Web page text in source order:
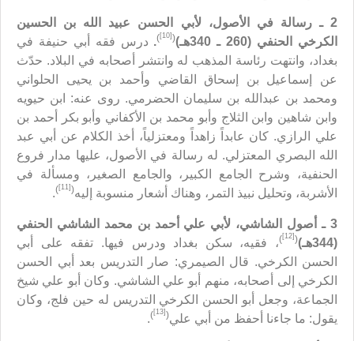
2 ـ رسالة في الأصول، لأبي الحسن عبيد الله بن الحسين
الكرخي الحنفي (260 ـ 340هـ)
(
[10]
)
. درس فقه أبي حنيفة في
بغداد، وانتهت رئاسة المذهب له وانتشر أصحابه في البلاد. حدّث
عن إسماعيل بن إسحاق القاضي وأحمد بن يحيى الحلواني
ومحمد بن عبدالله بن سليمان الحضرمي. روى عنه: ابن حيويه
وابن شاهين وابن الثلاج وأبو محمد بن الأكفاني وأبو بكر أحمد بن
علي الرازي. كان عابداً زاهداً ومعتزلياً، أخذ الكلام عن أبي عبد
الله البصري المعتزلي. له رسالة في الأصول، عليها مدار فروع
الحنفية، وشرح الجامع الكبير، والجامع الصغير، ومسألة في
الأشربة، وتحليل نبيذ التمر، وهناك أشعار منسوبة إليه(
[11]
)
.
3 ـ
أصول الشاشي، لأبي علي أحمد بن محمد الشاشي الحنفي
(344هـ)
(
[12]
)، فقيه، سكن بغداد ودرس فيها. تفقه على أبي
الحسن الكرخي. قال الصيمري: صار التدريس بعد أبي الحسن
الكرخي إلى أصحابه، منهم أبو علي الشاشي. وكان أبو علي شيخ
الجماعة، وجعل أبو الحسن الكرخي التدريس له حين فلج، وكان
يقول: ما جاءنا أحفظ من أبي علي(
[13]
)
.